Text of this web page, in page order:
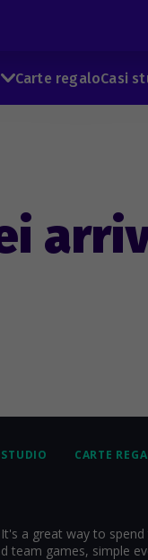
Carte regaloCasi
CARTE
a great way to
team games, simple